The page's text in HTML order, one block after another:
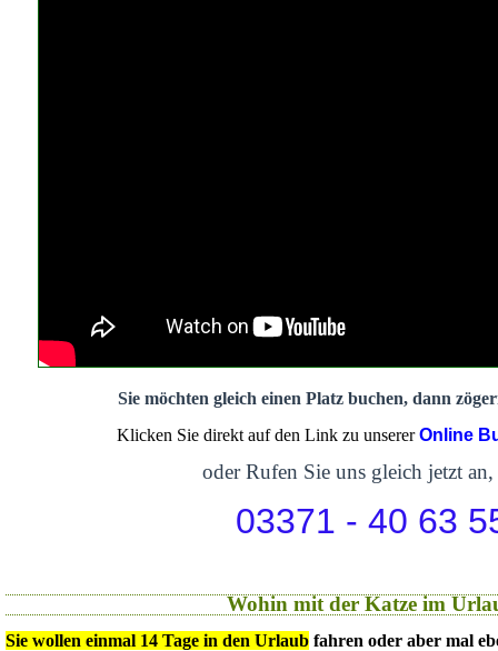
Sie möchten gleich einen Platz buchen, dann
Klicken Sie direkt auf den Link zu unsererOnline
oder Rufen Sie uns gleich jetzt an,
03371 - 40 63
Wohin mit der Katze im
Sie wollen einmal 14 Tage in den Urlaub fahren oder aber mal